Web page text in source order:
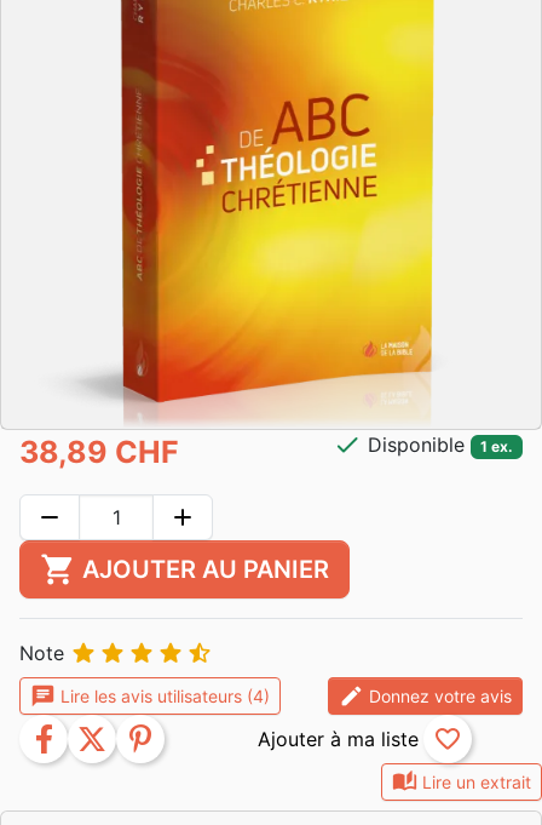
auto_stories Lire un extrait
38,89 CHF check Disponible 1 ex.
remove add
shopping_cart AJOUTER AU PANIER
Note     
chat Lire les avis utilisateurs (4) edit Donnez votre avis
facebook twitter pinterest favorite_border